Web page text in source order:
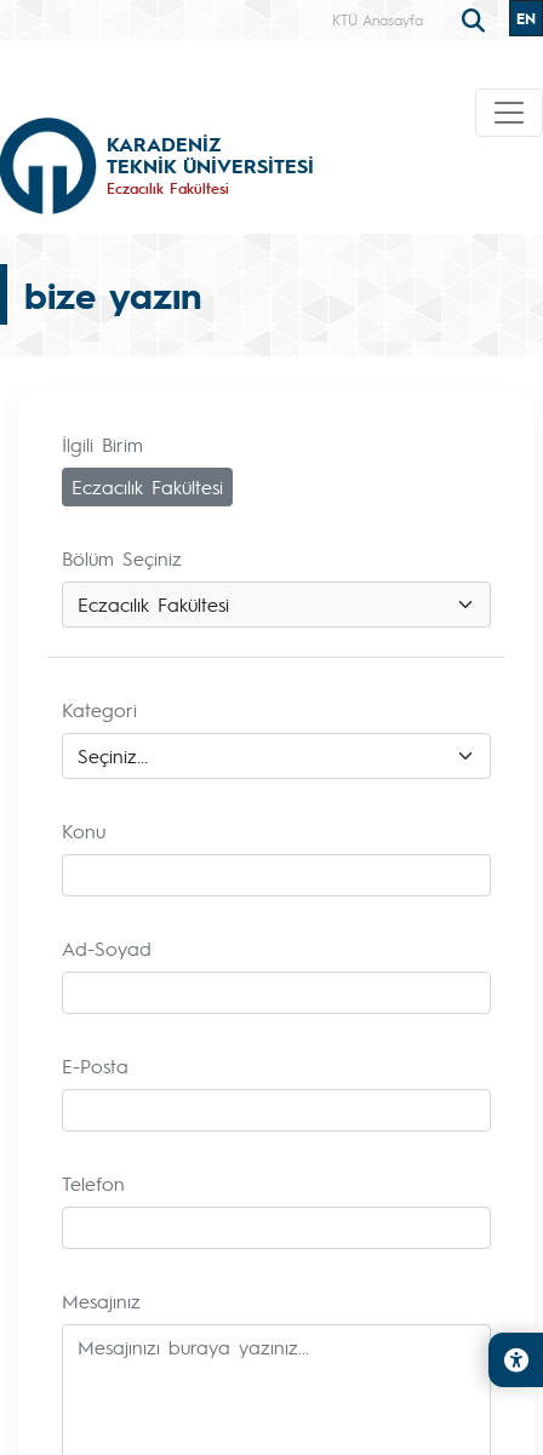
KTÜ Anasayfa EN
KARADENİZ
TEKNİK ÜNİVERSİTESİ
Eczacılık Fakültesi
bize yazın
İlgili Birim
Eczacılık Fakültesi
Bölüm Seçiniz
Kategori
Konu
Ad-Soyad
E-Posta
Telefon
Mesajınız